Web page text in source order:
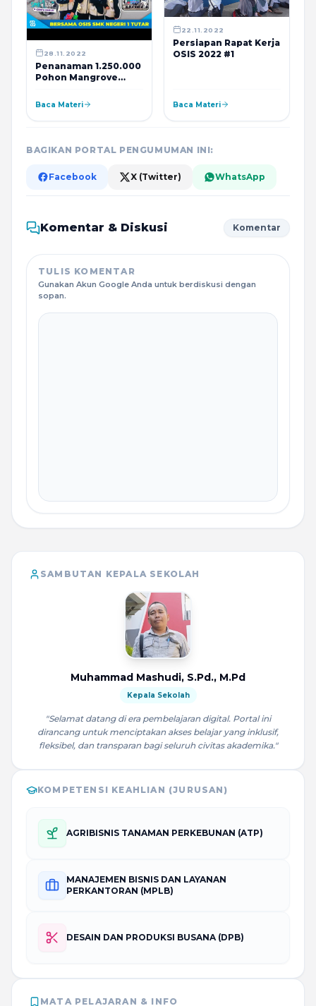
28.11.2022
Penanaman 1.250.000
Pohon Mangrove
Negeri 1 Tutar
Baca Materi
22.11.2022
Persiapan Rapat Kerja
OSIS 2022 #1
Baca Materi
BAGIKAN PORTAL PENGUMUMAN INI:
Facebook X (Twitter) WhatsApp
Komentar & Diskusi Komentar
TULIS KOMENTAR
Gunakan Akun Google Anda untuk berdiskusi dengan
sopan.
SAMBUTAN KEPALA SEKOLAH
Muhammad Mashudi, S.Pd., M.Pd
Kepala Sekolah
"Selamat datang di era pembelajaran digital. Portal ini
dirancang untuk menciptakan akses belajar yang inklusif,
fleksibel, dan transparan bagi seluruh civitas akademika."
KOMPETENSI KEAHLIAN (JURUSAN)
AGRIBISNIS TANAMAN PERKEBUNAN (ATP)
MANAJEMEN BISNIS DAN LAYANAN
PERKANTORAN (MPLB)
DESAIN DAN PRODUKSI BUSANA (DPB)
MATA PELAJARAN & INFO